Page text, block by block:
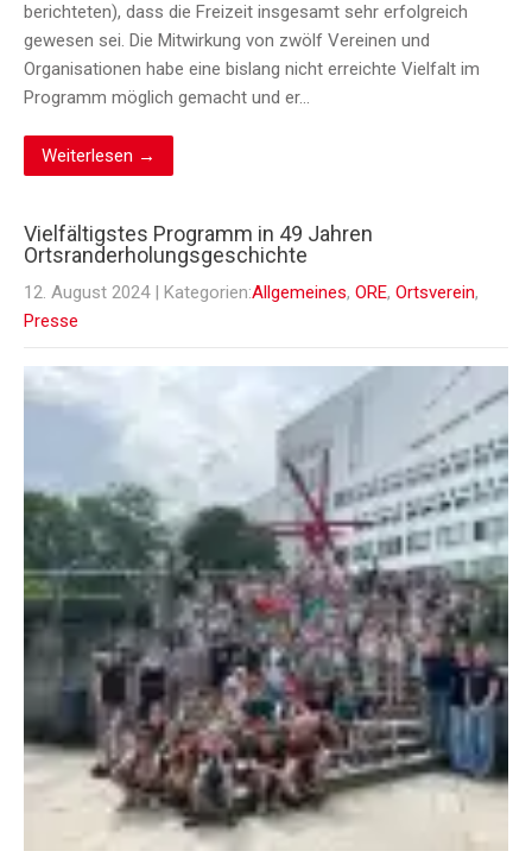
berichteten), dass die Freizeit insgesamt sehr erfolgreich
gewesen sei. Die Mitwirkung von zwölf Vereinen und
Organisationen habe eine bislang nicht erreichte Vielfalt im
Programm möglich gemacht und er…
Weiterlesen →
Vielfältigstes Programm in 49 Jahren
Ortsranderholungsgeschichte
12. August 2024 | Kategorien:Allgemeines, ORE, Ortsverein,
Presse